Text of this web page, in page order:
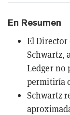
En Resumen
El Director
Schwartz,
Ledger no
permitiría
Schwartz